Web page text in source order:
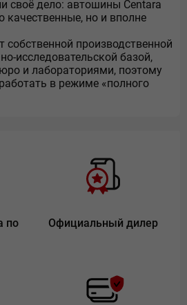
своё дело: автошины Centara
качественные, но и вполне
собственной производственной
исследовательской базой,
и лабораториями, поэтому
в режиме «полного
по
Официальный дилер